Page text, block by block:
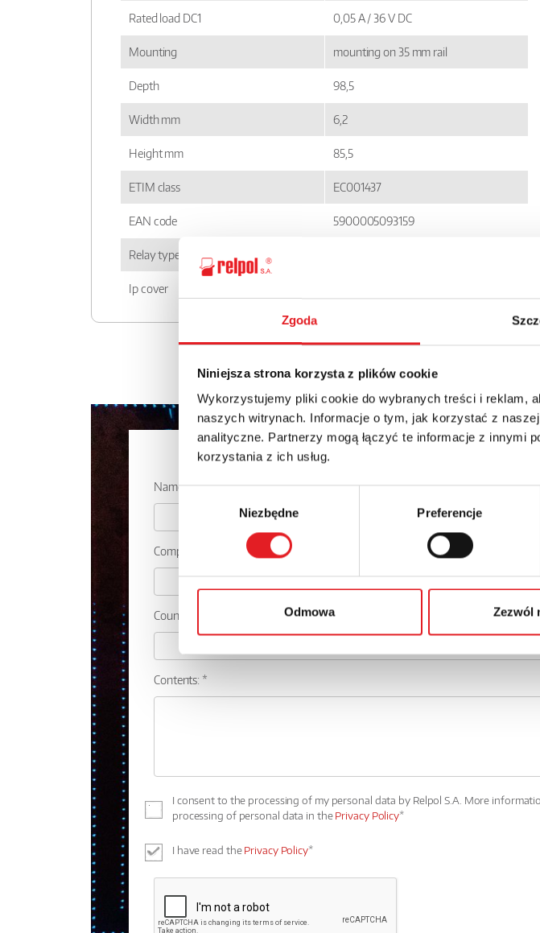
Zgoda
Niniejsza strona korzysta z plików cookie
Wykorzystujemy pliki cookie do wybranych treści i reklam,
naszych witrynach. Informacje o tym, jak korzystać z
analityczne. Partnerzy mogą łączyć te informacje z innymi
korzystania z ich usług.
Niezbędne Preferencje
Odmowa Zezwól
Rated load DC1 0,05 A / 36 V DC
Mounting mounting on 35 mm rail
Depth 98,5
Width mm 6,2
Height mm 85,5
ETIM class EC001437
EAN code 5900005093159
Relay type
Ip cover
Ask for the details of the offer
Name: * Email: *
Company: Phone:
Country:
Contents: *
I consent to the processing of my personal data by Relpol S.A. More
processing of personal data in thePrivacy Policy*
I have read thePrivacy Policy*